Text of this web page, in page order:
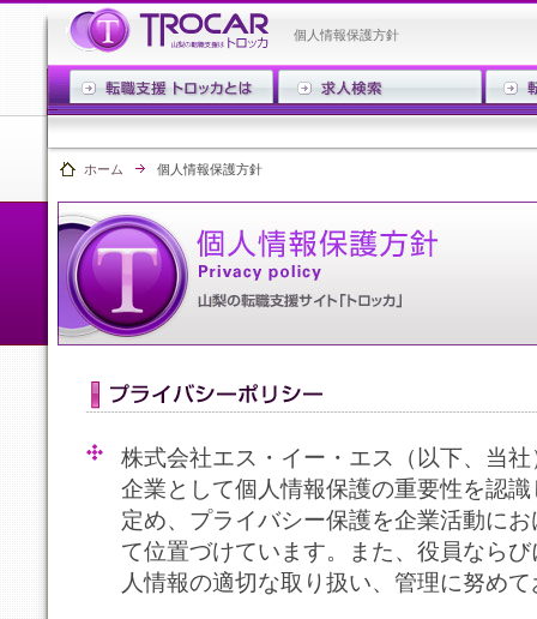
個人情報保護方針
ホーム 個人情報保護方針
株式会社エス・イー・エス（以下、当
企業として個人情報保護の重要性を認
定め、プライバシー保護を企業活動に
て位置づけています。また、役員なら
人情報の適切な取り扱い、管理に努め